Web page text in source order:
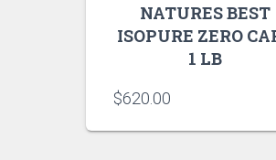
NATURES BEST
ISOPURE ZERO
1 LB
$620.00